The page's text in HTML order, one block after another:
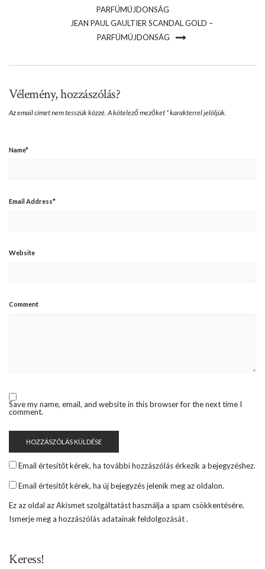
PARFÜMÚJDONSÁG
JEAN PAUL GAULTIER SCANDAL GOLD –
PARFÜMÚJDONSÁG
Vélemény, hozzászólás?
Az email címet nem tesszük közzé.A kötelező mezőket *karakterrel jelöljük.
Name*
Email Address*
Website
Comment
Save my name, email, and website in this browser for the next time I
comment.
Email értesítőt kérek, ha további hozzászólás érkezik a bejegyzéshez.
Email értesítőt kérek, ha új bejegyzés jelenik meg az oldalon.
Ez az oldal az Akismet szolgáltatást használja a spam csökkentésére.
Ismerje meg a hozzászólás adatainak feldolgozását.
Keress!